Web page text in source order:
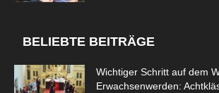
BELIEBTE BEITRÄGE
Wichtiger Schritt auf dem
Erwachsenwerden: